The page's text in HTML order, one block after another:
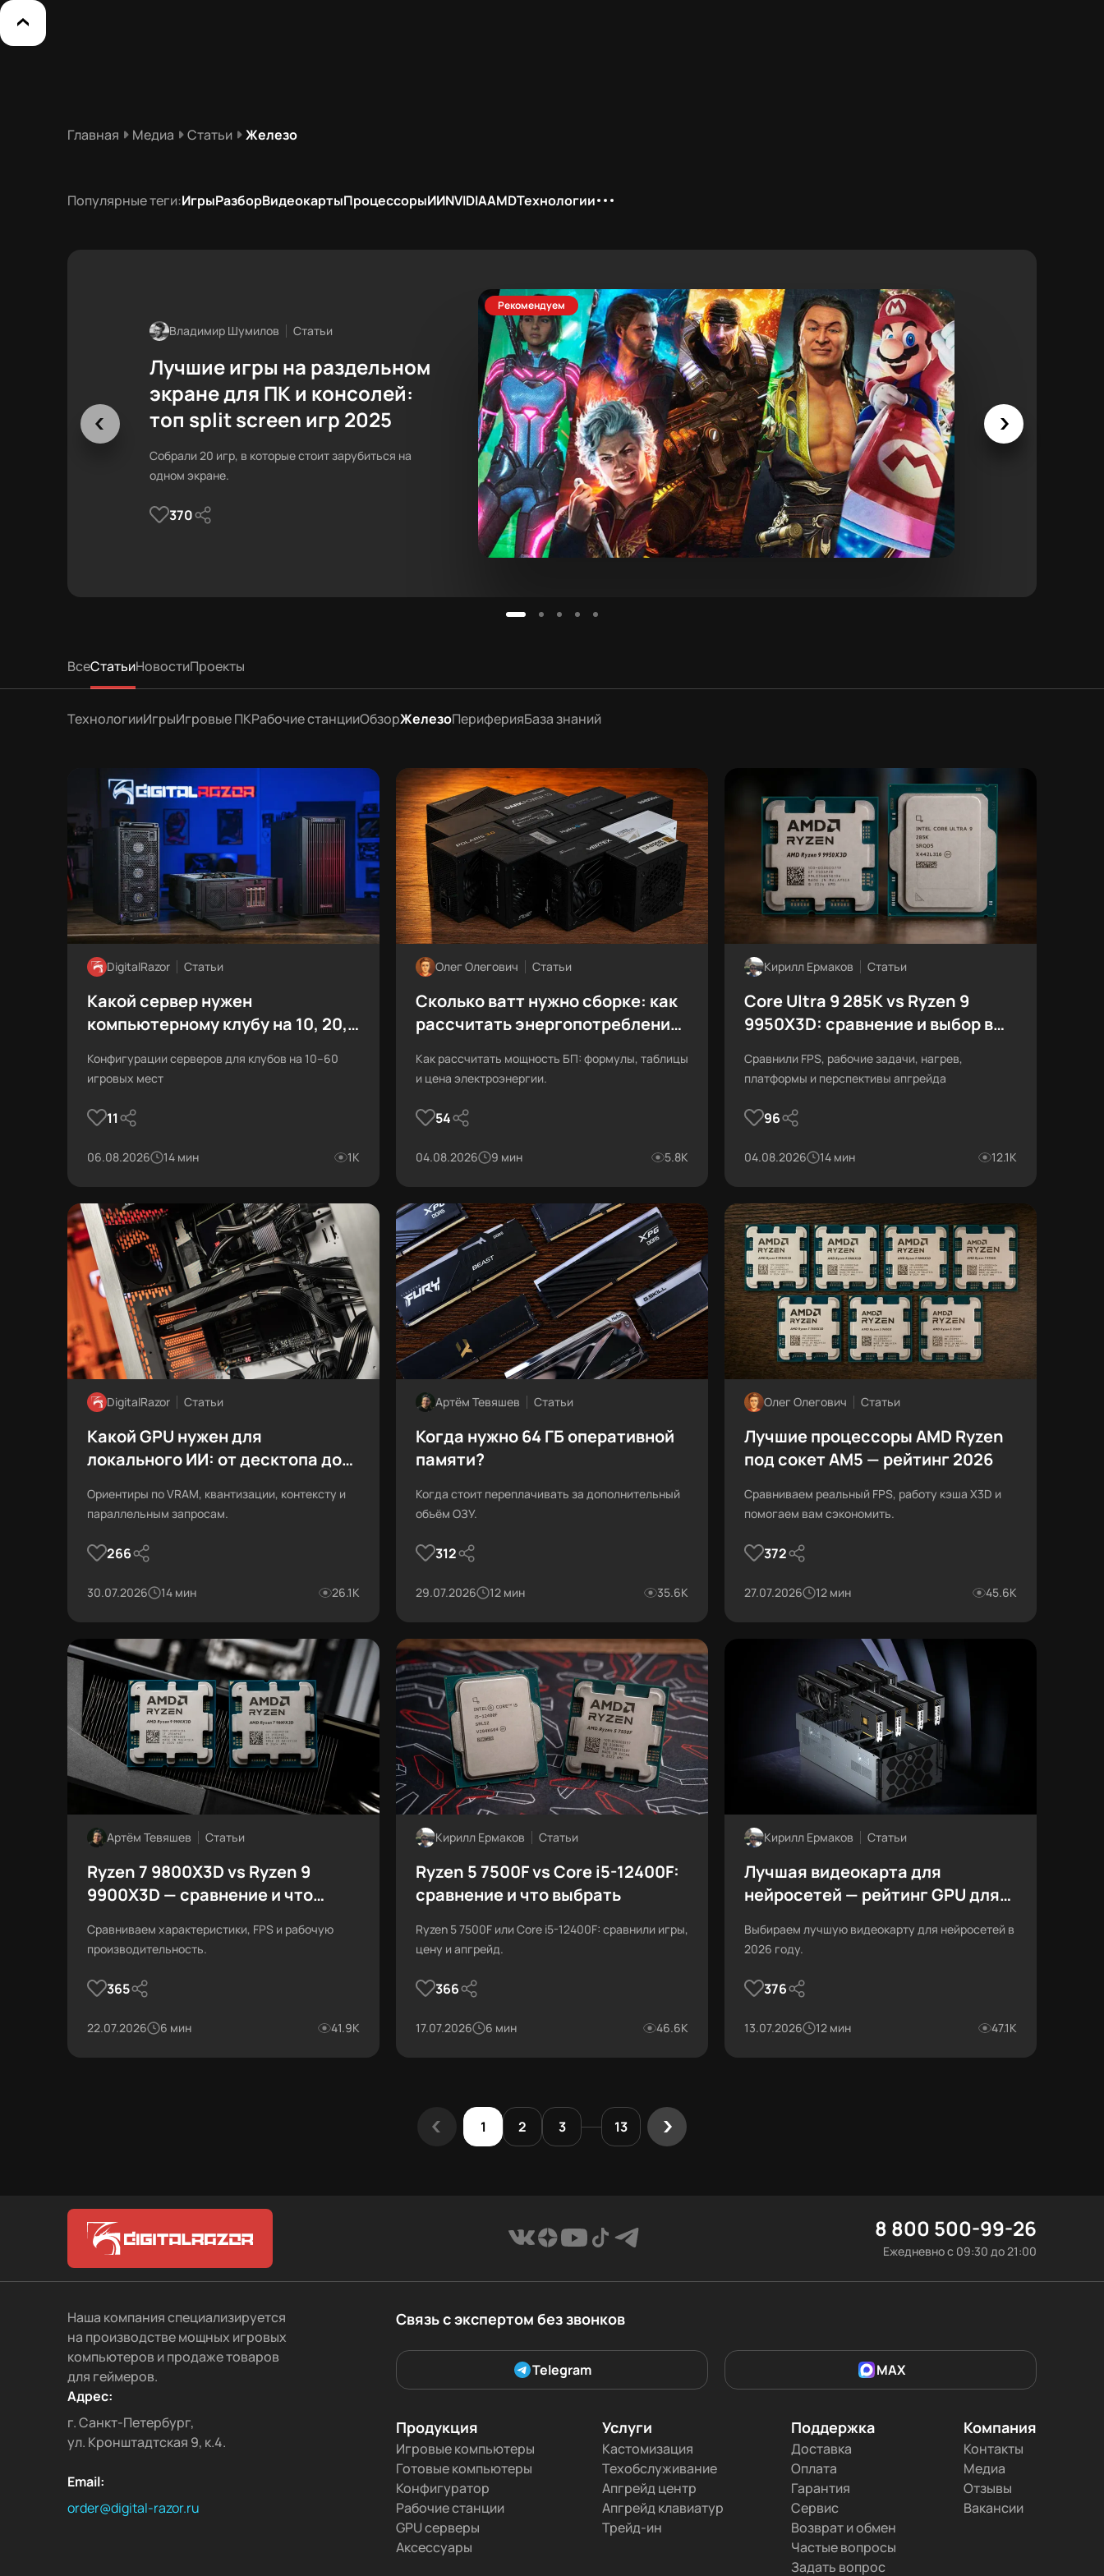
Главная Медиа Статьи Железо
Популярные теги:ИгрыРазборВидеокартыПроцессорыИИNVIDIAAMDТехнологии
Владимир Шумилов Статьи
Лучшие игры на раздельном
экране для ПК и консолей:
топ split screen игр 2025
Собрали 20 игр, в которые стоит зарубиться на
одном экране.
370
Рекомендуем
ВсеСтатьиНовостиПроекты
ТехнологииИгрыИгровые ПКРабочие станцииОбзорЖелезоПериферияБаза знаний
DigitalRazor Статьи
Какой сервер нужен
компьютерному клубу на 10, 20,
Конфигурации серверов для клубов на 10–60
игровых мест
11
06.08.2026 14 мин 1К
Олег Олегович Статьи
Сколько ватт нужно сборке: как
рассчитать энергопотребление
Как рассчитать мощность БП: формулы, таблицы
и цена электроэнергии.
54
04.08.2026 9 мин 5.8К
Кирилл Ермаков Статьи
Core Ultra 9 285K vs Ryzen 9
9950X3D: сравнение и выбор в
Сравнили FPS, рабочие задачи, нагрев,
платформы и перспективы апгрейда
96
04.08.2026 14 мин 12.1К
DigitalRazor Статьи
Какой GPU нужен для
локального ИИ: от десктопа до
перебор
Ориентиры по VRAM, квантизации, контексту и
параллельным запросам.
266
30.07.2026 14 мин 26.1К
Артём Тевяшев Статьи
Когда нужно 64 ГБ оперативной
памяти?
Когда стоит переплачивать за дополнительный
объём ОЗУ.
312
29.07.2026 12 мин 35.6К
Олег Олегович Статьи
Лучшие процессоры AMD Ryzen
под сокет AM5 — рейтинг 2026
Сравниваем реальный FPS, работу кэша X3D и
помогаем вам сэкономить.
372
27.07.2026 12 мин 45.6К
Артём Тевяшев Статьи
Ryzen 7 9800X3D vs Ryzen 9
9900X3D — сравнение и что
Сравниваем характеристики, FPS и рабочую
производительность.
365
22.07.2026 6 мин 41.9К
Кирилл Ермаков Статьи
Ryzen 5 7500F vs Core i5-12400F:
сравнение и что выбрать
Ryzen 5 7500F или Core i5-12400F: сравнили игры,
цену и апгрейд.
366
17.07.2026 6 мин 46.6К
Кирилл Ермаков Статьи
Лучшая видеокарта для
нейросетей — рейтинг GPU для
год
Выбираем лучшую видеокарту для нейросетей в
2026 году.
376
13.07.2026 12 мин 47.1К
1 2 3 13
8 800 500-99-26
Ежедневно с 09:30 до 21:00
Наша компания специализируется
на производстве мощных игровых
компьютеров и продаже товаров
для геймеров.
Адрес:
г. Санкт-Петербург,
ул. Кронштадтская 9, к.4.
Email:
order@digital-razor.ru
Связь с экспертом без звонков
Telegram MAX
Продукция
Игровые компьютеры
Готовые компьютеры
Конфигуратор
Рабочие станции
GPU серверы
Аксессуары
Услуги
Кастомизация
Техобслуживание
Апгрейд центр
Апгрейд клавиатур
Трейд-ин
Поддержка
Доставка
Оплата
Гарантия
Сервис
Возврат и обмен
Частые вопросы
Задать вопрос
Компания
Контакты
Медиа
Отзывы
Вакансии